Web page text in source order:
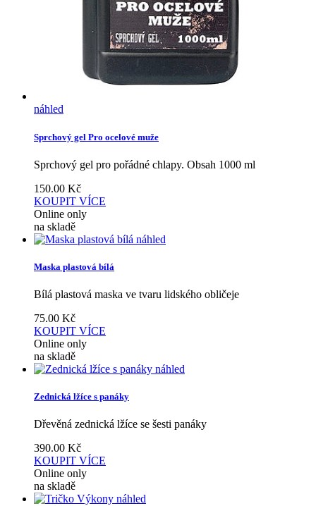
náhled
Sprchový gel Pro ocelové muže
Sprchový gel pro pořádné chlapy. Obsah 1000 ml
150.00 Kč
KOUPIT VÍCE
Online only
na skladě
náhled
Maska plastová bílá
Bílá plastová maska ve tvaru lidského obličeje
75.00 Kč
KOUPIT VÍCE
Online only
na skladě
náhled
Zednická lžíce s panáky
Dřevěná zednická lžíce se šesti panáky
390.00 Kč
KOUPIT VÍCE
Online only
na skladě
náhled